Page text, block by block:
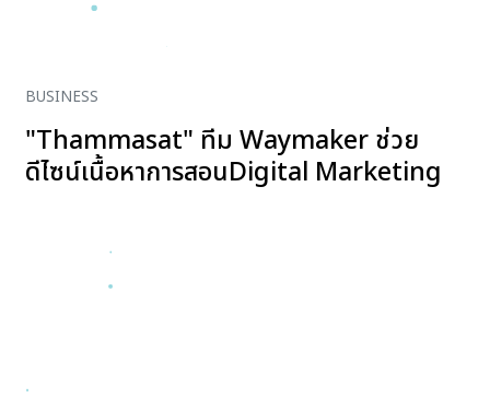
BUSINESS
"Thammasat" ทีม Waymaker ช่วย
ดีไซน์เนื้อหาการสอนDigital Marketing